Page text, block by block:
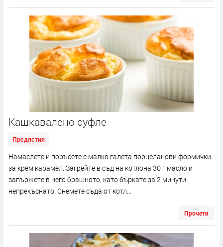
Кашкавалено суфле
Предястия
Намаслете и поръсете с малко галета порцеланови формички
за крем карамел. Загрейте в съд на котлона 30 г масло и
запържете в него брашното, като бъркате за 2 минути
непрекъснато. Снемете съда от котл...
Прочети